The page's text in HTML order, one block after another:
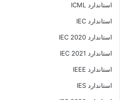
استاندارد ICML
استاندارد IEC
استاندارد IEC 2020
استاندارد IEC 2021
استاندارد IEEE
استاندارد IES